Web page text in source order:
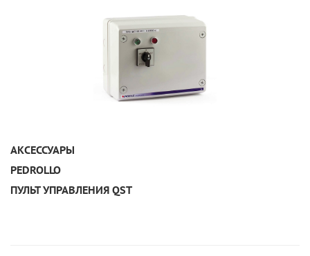
АКСЕССУАРЫ
PEDROLLO
ПУЛЬТ УПРАВЛЕНИЯ QST